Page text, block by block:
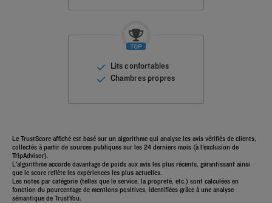
Lits confortables
Chambres propres
Le TrustScore affiché est basé sur un algorithme qui analyse les avis vérifiés de clients,
collectés à partir de sources publiques sur les 24 derniers mois (à l'exclusion de
TripAdvisor).
L'algorithme accorde davantage de poids aux avis les plus récents, garantissant ainsi
que le score reflète les expériences les plus actuelles.
Les notes par catégorie (telles que le service, la propreté, etc.) sont calculées en
fonction du pourcentage de mentions positives, identifiées grâce à une analyse
sémantique de TrustYou.